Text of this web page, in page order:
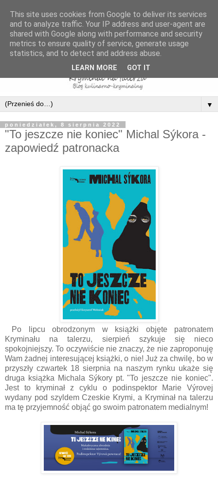
▼
poniedziałek, 8 sierpnia 2022
"To jeszcze nie koniec" Michal Sýkora -
zapowiedź patronacka
Po lipcu obrodzonym w książki objęte patronatem
Kryminału na talerzu, sierpień szykuje się nieco
spokojniejszy. To oczywiście nie znaczy, że nie zaproponuję
Wam żadnej interesującej książki, o nie! Już za chwilę, bo w
przyszły czwartek 18 sierpnia na naszym rynku ukaże się
druga książka Michala Sýkory pt. "To jeszcze nie koniec".
Jest to kryminał z cyklu o podinspektor Marie Výrovej
wydany pod szyldem Czeskie Krymi, a Kryminał na talerzu
ma tę przyjemność objąć go swoim patronatem medialnym!
This site uses cookies from Google to deliver its services
and to analyze traffic. Your IP address and user-agent are
shared with Google along with performance and security
metrics to ensure quality of service, generate usage
statistics, and to detect and address abuse.
LEARN MORE GOT IT